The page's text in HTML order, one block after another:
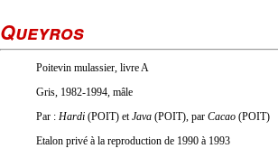
Queyros
Poitevin mulassier, livre A
Gris, 1982-1994, mâle
Par : Hardi (POIT) etJava (POIT), par Cacao (POIT)
Etalon privé à la reproduction de 1990 à 1993